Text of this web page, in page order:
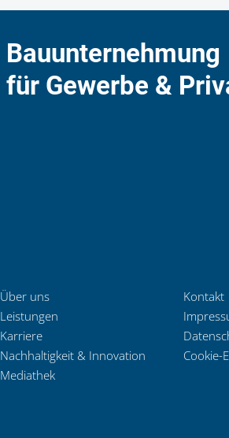
Bauunternehmung
für Gewerbe &
Über uns
Leistungen
Karriere
Nachhaltigkeit & Innovation
Mediathek
Kontakt
Cookie-